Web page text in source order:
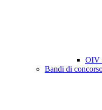
OIV
Bandi di